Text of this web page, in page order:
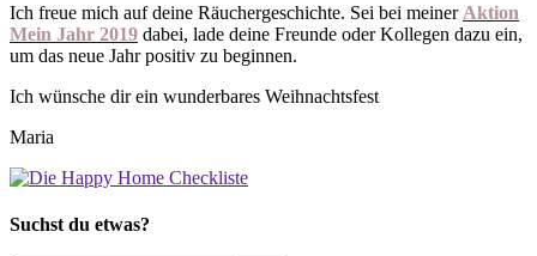
Ich freue mich auf deine Räuchergeschichte. Sei bei meiner Aktion
Mein Jahr 2019 dabei, lade deine Freunde oder Kollegen dazu ein,
um das neue Jahr positiv zu beginnen.
Ich wünsche dir ein wunderbares Weihnachtsfest
Maria
Suchst du etwas?